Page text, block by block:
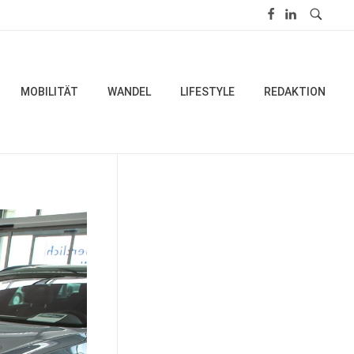
MOBILITÄT WANDEL LIFESTYLE REDAKTION